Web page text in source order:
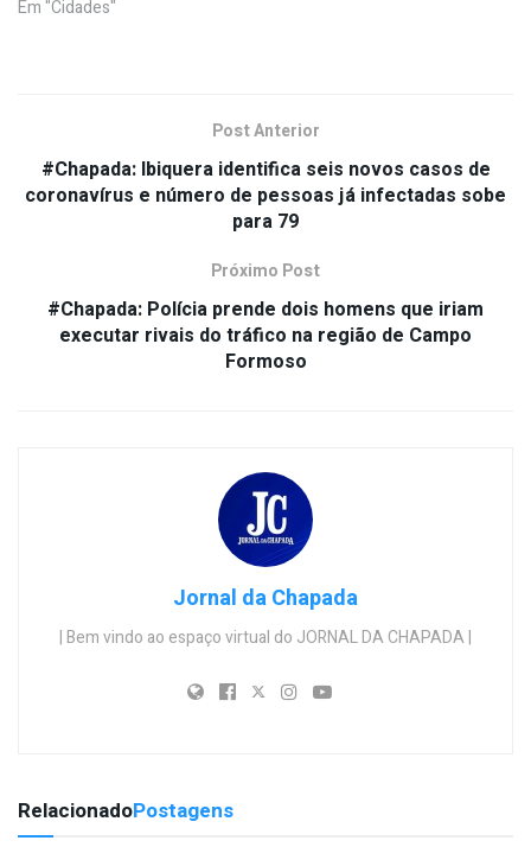
Em "Cidades"
Post Anterior
#Chapada: Ibiquera identifica seis novos casos de
coronavírus e número de pessoas já infectadas sobe
para 79
Próximo Post
#Chapada: Polícia prende dois homens que iriam
executar rivais do tráfico na região de Campo
Formoso
Jornal da Chapada
| Bem vindo ao espaço virtual do JORNAL DA CHAPADA |
RelacionadoPostagens